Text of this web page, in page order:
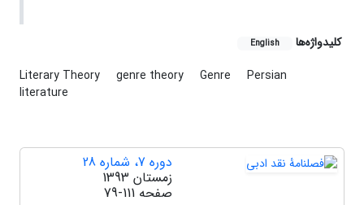
کلیدواژه‌ها English
Literary Theory genre theory Genre
Persian
literature
دوره 7، شماره 28
زمستان 1393
صفحه 79-111